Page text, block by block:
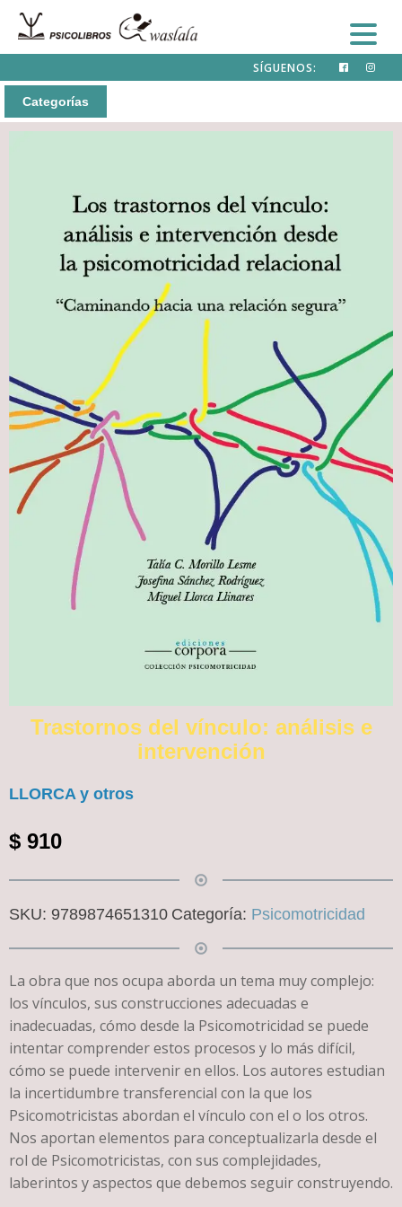
SÍGUENOS:
Categorías
Trastornos del vínculo: análisis e
intervención
LLORCA y otros
$ 910
SKU: 9789874651310 Categoría: Psicomotricidad
La obra que nos ocupa aborda un tema muy complejo:
los vínculos, sus construcciones adecuadas e
inadecuadas, cómo desde la Psicomotricidad se puede
intentar comprender estos procesos y lo más difícil,
cómo se puede intervenir en ellos. Los autores estudian
la incertidumbre transferencial con la que los
Psicomotricistas abordan el vínculo con el o los otros.
Nos aportan elementos para conceptualizarla desde el
rol de Psicomotricistas, con sus complejidades,
laberintos y aspectos que debemos seguir construyendo.